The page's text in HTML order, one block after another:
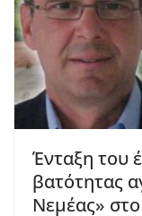
Ένταξη του
βατότητας
Νεμέας»